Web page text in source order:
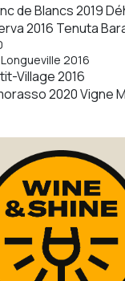
de Blancs 2019
2016 Tenuta
2016
Village 2016
2020 Vigne